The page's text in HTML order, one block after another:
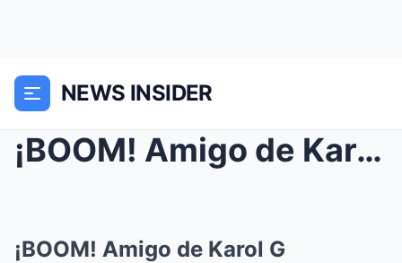
NEWS INSIDER
¡BOOM! Amigo de Karol G EXPLOTA contra fans de Yai...
¡BOOM! Amigo de Karol G